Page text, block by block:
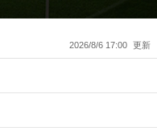
2026/8/6 17:00